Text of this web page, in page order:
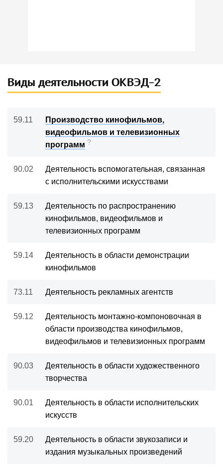
Виды деятельности ОКВЭД-2
59.11
Производство кинофильмов,
видеофильмов и телевизионных
программ ?
90.02
Деятельность вспомогательная, связанная
с исполнительскими искусствами
59.13
Деятельность по распространению
кинофильмов, видеофильмов и
телевизионных программ
59.14
Деятельность в области демонстрации
кинофильмов
73.11 Деятельность рекламных агентств
59.12
Деятельность монтажно-компоновочная в
области производства кинофильмов,
видеофильмов и телевизионных программ
90.03
Деятельность в области художественного
творчества
90.01
Деятельность в области исполнительских
искусств
59.20
Деятельность в области звукозаписи и
издания музыкальных произведений